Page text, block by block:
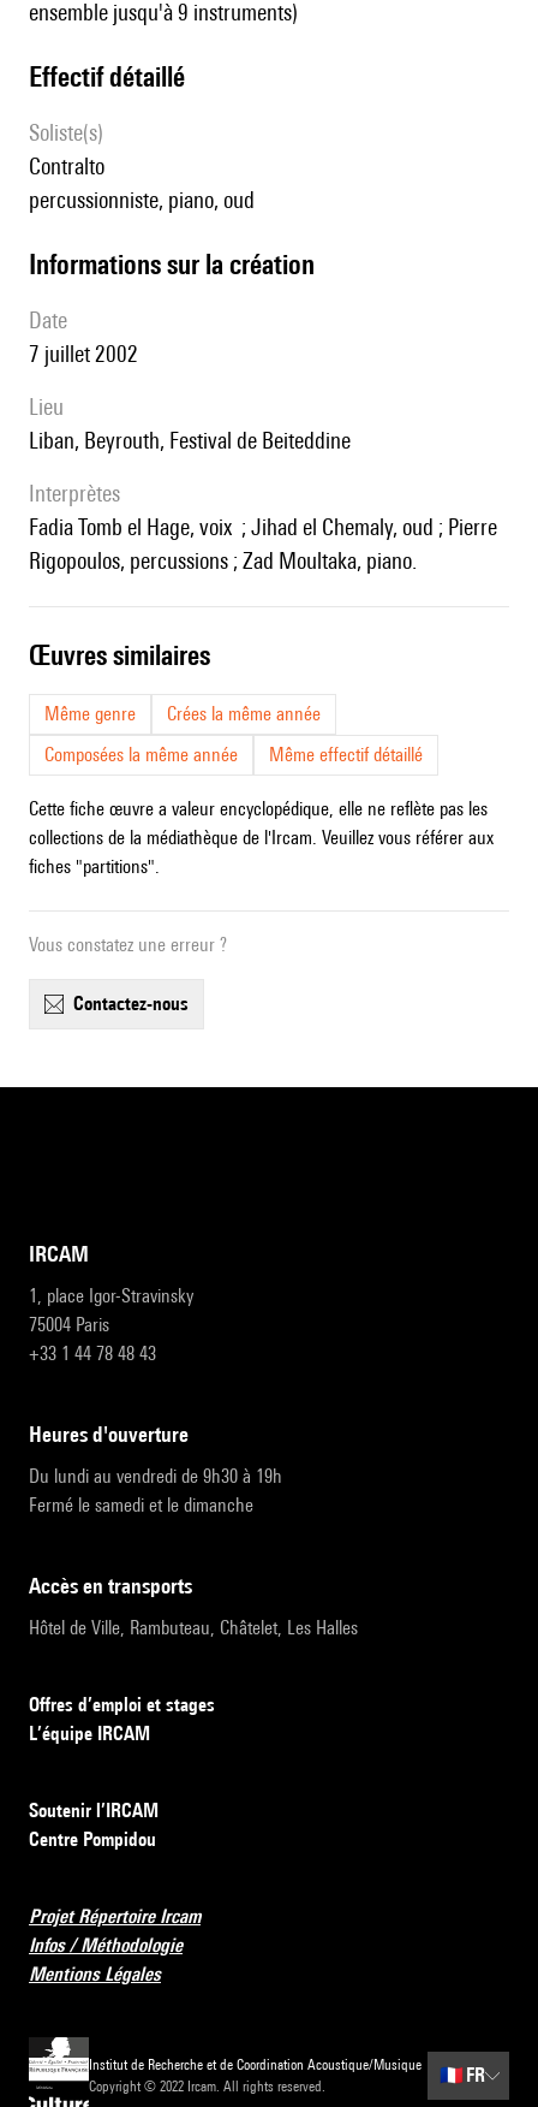
ensemble jusqu'à 9 instruments)
effectif détaillé
Soliste(s)
contralto
percussionniste, piano, oud
informations sur la création
date
7 juillet 2002
lieu
Liban, Beyrouth, Festival de Beiteddine
interprètes
Fadia Tomb el Hage, voix ; Jihad el Chemaly, oud ; Pierre
Rigopoulos, percussions ; Zad Moultaka, piano.
œuvres similaires
Même genre
Crées la même année
Composées la même année
Même effectif détaillé
Cette fiche œuvre a valeur encyclopédique, elle ne reflète pas les
collections de la médiathèque de l'Ircam. Veuillez vous référer aux
fiches "partitions".
Vous constatez une erreur ?
contactez-nous
IRCAM
1, place Igor-Stravinsky
75004 Paris
+33 1 44 78 48 43
heures d'ouverture
Du lundi au vendredi de 9h30 à 19h
Fermé le samedi et le dimanche
accès en transports
Hôtel de Ville, Rambuteau, Châtelet, Les Halles
Offres d’emploi et stages
L’équipe IRCAM
Soutenir l’IRCAM
Centre Pompidou
Projet Répertoire Ircam
Infos / Méthodologie
Mentions Légales
Institut de Recherche et de Coordination Acoustique/Musique
Copyright © 2022 Ircam. All rights reserved.
🇫🇷 FR